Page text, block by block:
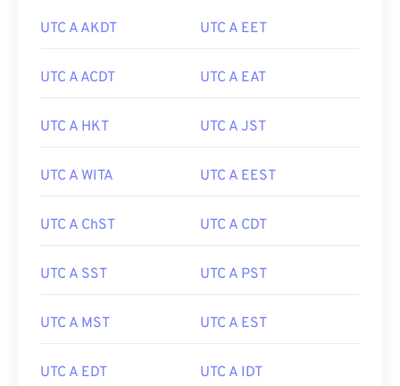
UTC A AKDT UTC A EET
UTC A ACDT UTC A EAT
UTC A HKT UTC A JST
UTC A WITA UTC A EEST
UTC A ChST UTC A CDT
UTC A SST UTC A PST
UTC A MST UTC A EST
UTC A EDT UTC A IDT